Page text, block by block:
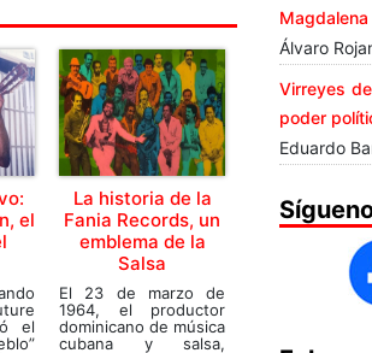
el
el
La historia de la
Fania Records, un
emblema de la
Salsa
El 23 de marzo de
1964, el productor
dominicano de música
cubana y salsa,
Magdalena
Álvaro
Virreyes
poder
Eduardo